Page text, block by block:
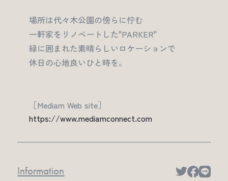
場所は代々木公園の傍らに佇む
一軒家をリノベートした"PARKER"
緑に囲まれた素晴らしいロケーションで
休日の心地良いひと時を。
［Mediam Web site］
https://www.mediamconnect.com
Information